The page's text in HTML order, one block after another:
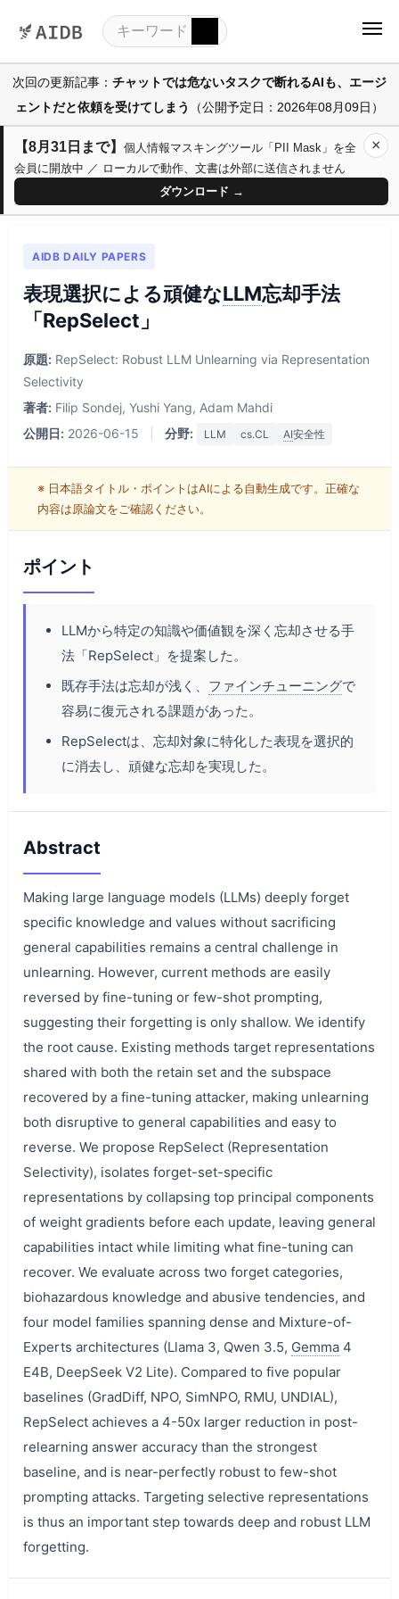
次回の更新記事： チャットでは危ないタスクで断れるAIも、エージ
ェントだと依頼を受けてしまう
（公開予定日：2026年08月09日）
【8月31日まで】 個人情報マスキングツール「PII Mask」を全
会員に開放中 ／ ローカルで動作、文書は外部に送信されません
ダウンロード →
×
AIDB DAILY PAPERS
表現選択による頑健なLLM忘却手法
「RepSelect」
原題: RepSelect: Robust LLM Unlearning via Representation
Selectivity
著者: Filip Sondej, Yushi Yang, Adam Mahdi
公開日: 2026-06-15 分野: LLM cs.CL AI安全性
※ 日本語タイトル・ポイントはAIによる自動生成です。正確な
内容は原論文をご確認ください。
ポイント
LLMから特定の知識や価値観を深く忘却させる手
法「RepSelect」を提案した。
既存手法は忘却が浅く、 ファインチューニングで
容易に復元される課題があった。
RepSelectは、忘却対象に特化した表現を選択的
に消去し、頑健な忘却を実現した。
Abstract
Making large language models (LLMs) deeply forget
specific knowledge and values without sacrificing
general capabilities remains a central challenge in
unlearning. However, current methods are easily
reversed by fine-tuning or few-shot prompting,
suggesting their forgetting is only shallow. We identify
the root cause. Existing methods target representations
shared with both the retain set and the subspace
recovered by a fine-tuning attacker, making unlearning
both disruptive to general capabilities and easy to
reverse. We propose RepSelect (Representation
Selectivity), isolates forget-set-specific
representations by collapsing top principal components
of weight gradients before each update, leaving general
capabilities intact while limiting what fine-tuning can
recover. We evaluate across two forget categories,
biohazardous knowledge and abusive tendencies, and
four model families spanning dense and Mixture-of-
Experts architectures (Llama 3, Qwen 3.5, Gemma 4
E4B, DeepSeek V2 Lite). Compared to five popular
baselines (GradDiff, NPO, SimNPO, RMU, UNDIAL),
RepSelect achieves a 4-50x larger reduction in post-
relearning answer accuracy than the strongest
baseline, and is near-perfectly robust to few-shot
prompting attacks. Targeting selective representations
is thus an important step towards deep and robust LLM
forgetting.